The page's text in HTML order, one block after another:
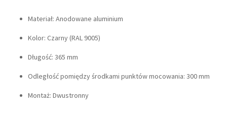
Materiał: Anodowane aluminium
Kolor: Czarny (RAL 9005)
Długość: 365 mm
Odległość pomiędzy środkami punktów mocowania: 300 mm
Montaż: Dwustronny